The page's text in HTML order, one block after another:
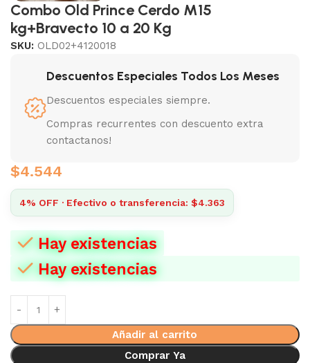
Combo Old Prince Cerdo M15
kg+Bravecto 10 a 20 Kg
SKU: OLD02+4120018
Descuentos Especiales Todos Los Meses
Descuentos especiales siempre.
Compras recurrentes con descuento extra
contactanos!
$4.544
4% OFF · Efectivo o transferencia: $4.363
Hay existencias
Hay existencias
Añadir al carrito
Comprar Ya